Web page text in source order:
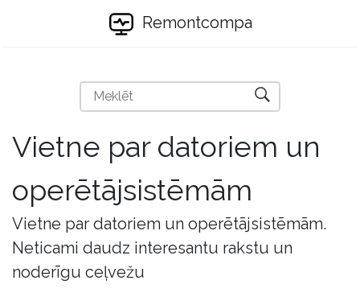
Remontcompa
Vietne par datoriem un
operētājsistēmām
Vietne par datoriem un operētājsistēmām.
Neticami daudz interesantu rakstu un
noderīgu ceļvežu